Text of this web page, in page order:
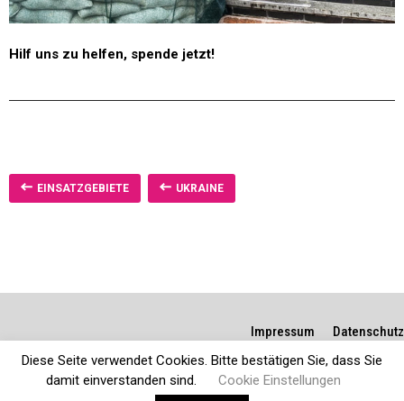
Hilf uns zu helfen, spende jetzt!
EINSATZGEBIETE UKRAINE
Impressum
Datenschutz
Diese Seite verwendet Cookies. Bitte bestätigen Sie, dass Sie
damit einverstanden sind.
Cookie Einstellungen